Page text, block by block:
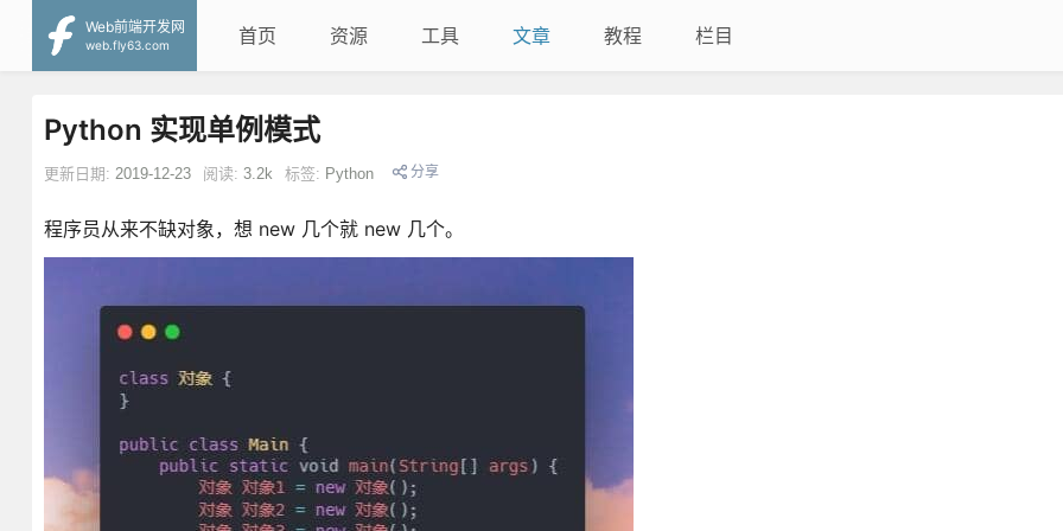
Web前端开发网
web.fly63.com
首页 资源 工具 文章 教程 栏目
Python 实现单例模式
更新日期: 2019-12-23 阅读: 3.2k 标签: Python 分享
程序员从来不缺对象，想 new 几个就 new 几个。